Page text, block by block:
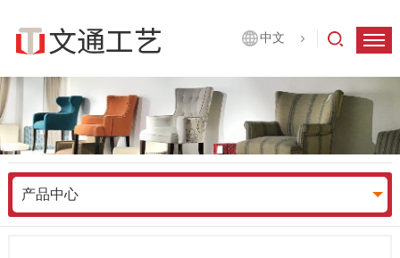
中文
产品中心